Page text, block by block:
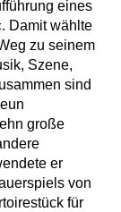
eines
Damit wählte
zu seinem
Szene,
sind
große
er
von
für